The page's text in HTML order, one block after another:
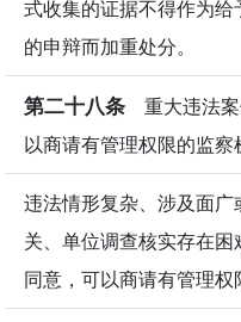
式收集的证据不得作为
的申辩而加重处分。
第二十八条 重大违法
以商请有管理权限的监察
违法情形复杂、涉及面
关、单位调查核实存在
同意，可以商请有管理权